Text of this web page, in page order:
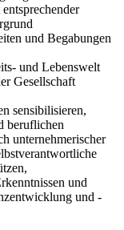
und Begabungen
und Lebenswelt
Gesellschaft
sensibilisieren,
beruflichen
unternehmerischer
und
und -